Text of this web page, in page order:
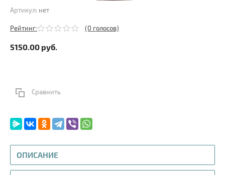
Артикул: нет
Рейтинг: (0 голосов)
5150.00 руб.
Сравнить
ОПИСАНИЕ